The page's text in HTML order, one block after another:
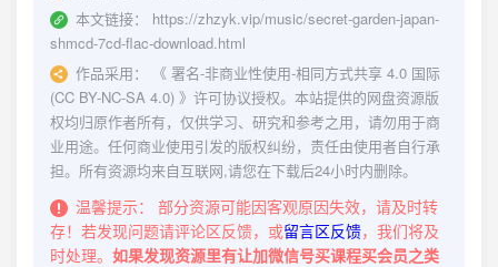
本文链接：
https://zhzyk.vip/music/secret-garden-japan-
shmcd-7cd-flac-download.html
作品采用：
《 署名-非商业性使用-相同方式共享 4.0 国际
(CC BY-NC-SA 4.0) 》许可协议授权。本站提供的网盘资源版
权均归原作者所有，仅供学习、研究和参考之用，请勿用于商
业用途。任何商业使用引发的版权纠纷，责任由使用者自行承
担。所有资源均来自互联网,请您在下载后24小时内删除。
温馨提示：
部分资源可能因客观原因失效，请及时转
存！若发现问题请评论区反馈，或留言区反馈，我们将及
时处理。 如果发现资源里有让加微信号买课程买会员之类